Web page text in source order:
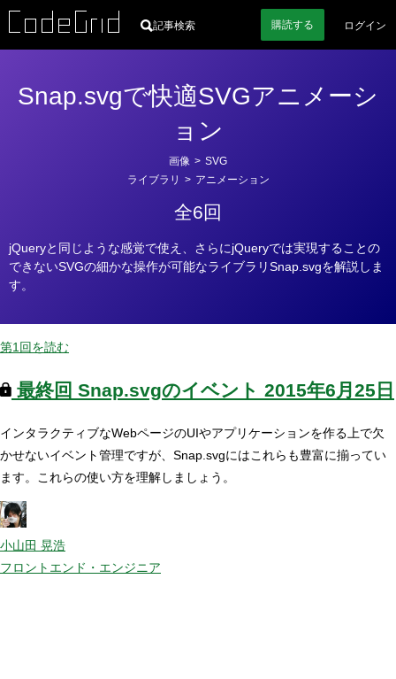
記事検索 購読する ログイン
Snap.svgで快適SVGアニメーシ
ョン
画像 > SVG
ライブラリ > アニメーション
全6回
jQueryと同じような感覚で使え、さらにjQueryでは実現することの
できないSVGの細かな操作が可能なライブラリSnap.svgを解説しま
す。
第1回を読む
最終回 Snap.svgのイベント 2015年6月25日
インタラクティブなWebページのUIやアプリケーションを作る上で欠
かせないイベント管理ですが、Snap.svgにはこれらも豊富に揃ってい
ます。これらの使い方を理解しましょう。
小山田 晃浩
フロントエンド・エンジニア